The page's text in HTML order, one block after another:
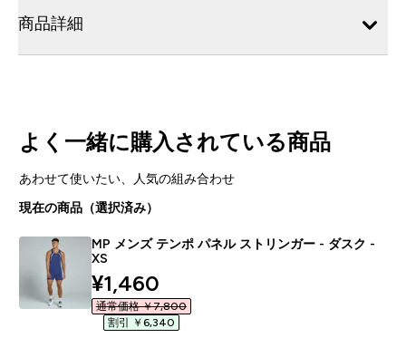
商品詳細
よく一緒に購入されている商品
あわせて使いたい、人気の組み合わせ
現在の商品（選択済み）
MP メンズ テンポ パネル ストリンガー - ダスク -
XS
discounted price
¥1,460‎
通常価格 ￥7,800‎
割引 ￥6,340‎